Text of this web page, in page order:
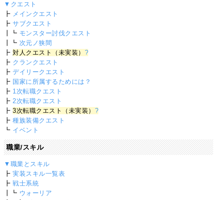
▼クエスト
┣ メインクエスト
┣サブクエスト
┃┗ モンスター討伐クエスト
┃┗ 次元ノ狭間
┣対人クエスト（未実装） ?
┣ クランクエスト
┣デイリークエスト
┣ 国家に所属するためには？
┣ 1次転職クエスト
┣2次転職クエスト
┣3次転職クエスト（未実装） ?
┣種族装備クエスト
┗ イベント
職業/スキル
▼職業とスキル
┣実装スキル一覧表
┣戦士系統
┃┗ ウォーリア